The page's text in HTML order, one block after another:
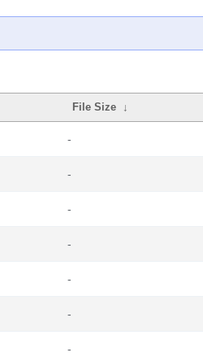
File Size ↓
-
-
-
-
-
-
-